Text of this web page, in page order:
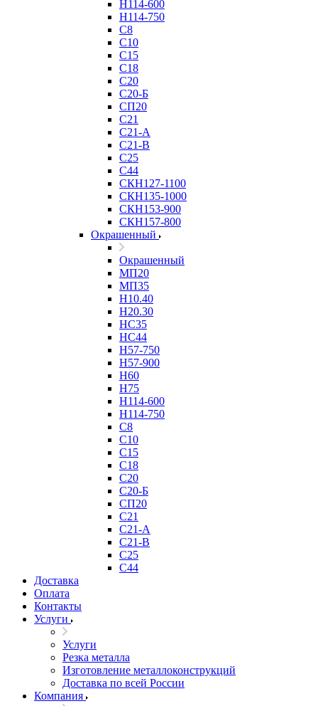
Н114-600
Н114-750
С8
С10
С15
С18
С20
С20-Б
СП20
С21
С21-А
С21-В
С25
С44
СКН127-1100
СКН135-1000
СКН153-900
СКН157-800
Окрашенный
Окрашенный
МП20
МП35
Н10.40
Н20.30
НС35
НС44
Н57-750
Н57-900
Н60
Н75
Н114-600
Н114-750
С8
С10
С15
С18
С20
С20-Б
СП20
С21
С21-А
С21-В
С25
С44
Доставка
Оплата
Контакты
Услуги
Услуги
Резка металла
Изготовление металлоконструкций
Доставка по всей России
Компания